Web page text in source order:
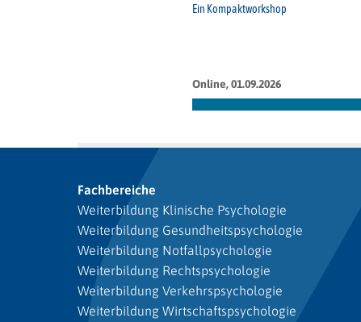
Ein Kompaktworkshop
Online, 01.09.2026
Fachbereiche
Weiterbildung Klinische Psychologie
Weiterbildung Gesundheitspsychologie
Weiterbildung Notfallpsychologie
Weiterbildung Rechtspsychologie
Weiterbildung Verkehrspsychologie
Weiterbildung Wirtschaftspsychologie